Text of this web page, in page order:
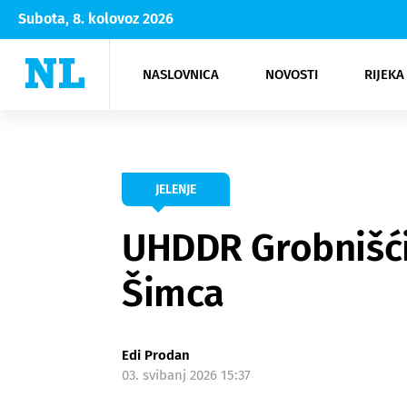
Subota, 8. kolovoz 2026
NASLOVNICA NOVOSTI
Rijeka Opatija
NK
Moda
Kultura
JELENJE
UHDDR
Šimca
Edi Prodan
03. svibanj 2026 15:37